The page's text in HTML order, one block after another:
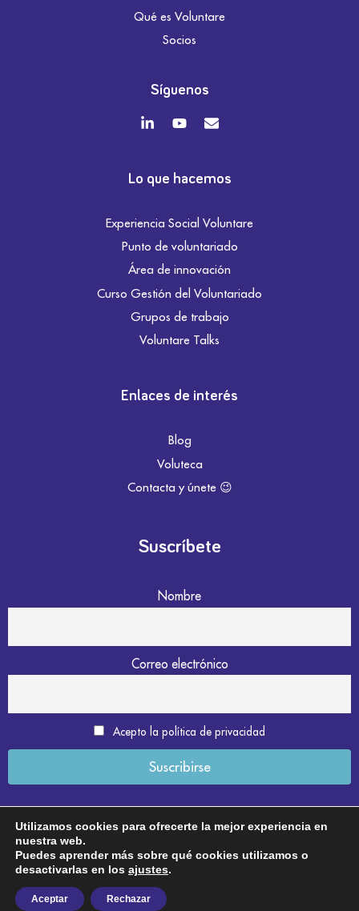
Qué es Voluntare
Socios
Síguenos
Lo que hacemos
Experiencia Social Voluntare
Punto de voluntariado
Área de innovación
Curso Gestión del Voluntariado
Grupos de trabajo
Voluntare Talks
Enlaces de interés
Blog
Voluteca
Contacta y únete 😉
Suscríbete
Nombre
Correo electrónico
Acepto la política de privacidad
Aviso legal
Política de privacidad
Utilizamos cookies para ofrecerte la mejor experiencia en
nuestra web.
Puedes aprender más sobre qué cookies utilizamos o
desactivarlas en los ajustes.
Aceptar Rechazar